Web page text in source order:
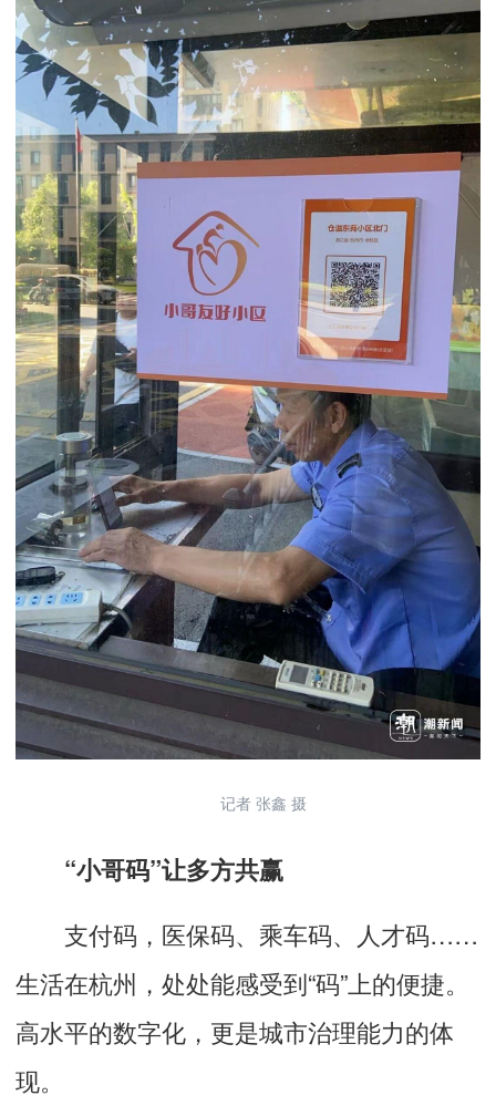
记者 张鑫 摄
“小哥码”让多方共赢
支付码，医保码、乘车码、人才码……
生活在杭州，处处能感受到“码”上的便捷。
高水平的数字化，更是城市治理能力的体
现。